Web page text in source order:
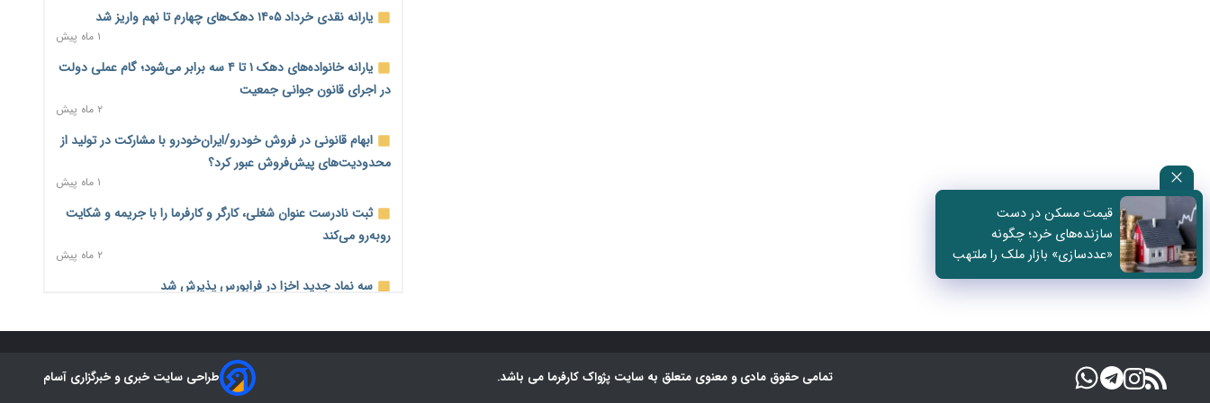
۲ روز پیش
تأمین سرمایه در گردش بدون خلق نقدینگی؛ نقش جدید
سیاست‌های مالیاتی در حمایت از تولید
معمای تأمین ۸۰ همت معوقات بازنشستگان؛ بانک رفاه وارد
میدان شد
فشار اقتصادی در مسیر صعود؛ شاخص فلاکت کشور از ۹۰ به ۹۶
درصد رسید
رشد ۷۵ هزار میلیاردی بازار خرید اعتباری؛ فین‌تک‌ها وارد میدان
شدند
احتمال اختلال ۲۴ ساعته در سامانه‌های تأمین اجتماعی
آغاز اجرای پایلوت «ردا کارت» برای دانشجویان تحصیلات تکمیلی
یارانه نقدی خرداد ۱۴۰۵ دهک‌های چهارم تا نهم واریز شد
۱ ماه پیش
یارانه خانواده‌های دهک ۱ تا ۴ سه برابر می‌شود؛ گام عملی دولت
در اجرای قانون جوانی جمعیت
۲ ماه پیش
ابهام قانونی در فروش خودرو/ایران‌خودرو با مشارکت در تولید از
محدودیت‌های پیش‌فروش عبور کرد؟
۱ ماه پیش
ثبت نادرست عنوان شغلی، کارگر و کارفرما را با جریمه و شکایت
روبه‌رو می‌کند
۲ ماه پیش
سه نماد جدید اخزا در فرابورس پذیرش شد
روند تغییرات مدیریتی هلدینگ خلیج فارس قانونی است؟/
روایت‌های متناقض و نگرانی سهامداران
۱ ماه پیش
قیمت مسکن در دست
سازنده‌های خرد؛ چگونه
«عددسازی» بازار ملک را ملتهب
می‌کند؟
تمامی حقوق مادی و معنوی متعلق به سایت پژواک کارفرما می باشد. طراحی سایت خبری و خبرگزاری آسام